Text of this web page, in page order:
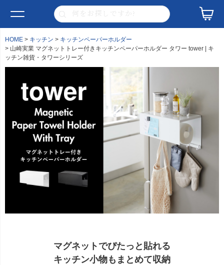
HOME キッチン
キッチンペーパーホルダー
山崎実業 マグネットトレー付きキッチンペーパーホルダー タワー tower | キ
ッチン雑貨・タワーシリーズ
マグネットでぴたっと貼れる
キッチン小物もまとめて収納